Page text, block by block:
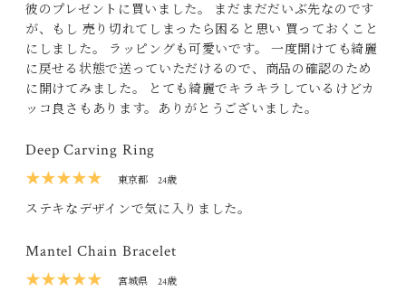
彼のプレゼントに買いました。 まだまだだいぶ先なのです
が、もし 売り切れてしまったら困ると思い 買っておくこと
にしました。 ラッピングも可愛いです。 一度開けても綺麗
に戻せる状態で送っていただけるので、商品の確認のため
に開けてみました。 とても綺麗でキラキラしているけどカ
ッコ良さもあります。ありがとうございました。
Deep Carving Ring
★★★★★
東京都 24歳
ステキなデザインで気に入りました。
Mantel Chain Bracelet
★★★★★
宮城県 24歳